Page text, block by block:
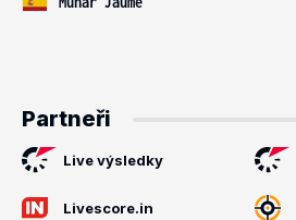
Partneři
Live výsledky
Livescore.in